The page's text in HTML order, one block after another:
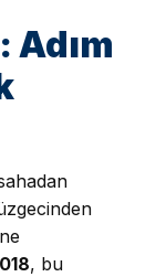
Adım
, bu